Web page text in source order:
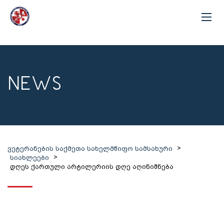
NEWS
ვეტერანების საქმეთა სახელმწიფო სამსახური
>
სიახლეები
>
დღეს ქართული არტილერიის დღე აღინიშნება